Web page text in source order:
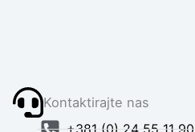
Kontaktirajte nas